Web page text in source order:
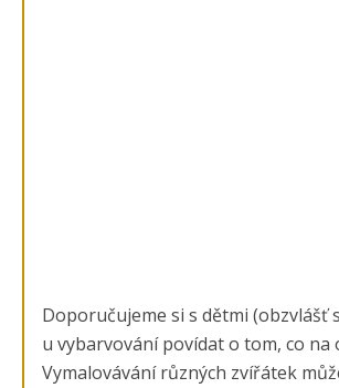
Doporučujeme si s dětmi (obzvlášť
u vybarvování povídat o tom, co na
Vymalovávání různých zvířátek